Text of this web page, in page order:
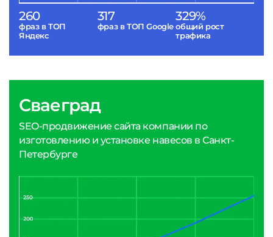
260
фраз в ТОП
Яндекс
317
фраз в ТОП Google
329%
общий рост
трафика
Сваеград
SEO-продвижение сайта компании по
изготовлению и установке навесов в Санкт-
Петербурге